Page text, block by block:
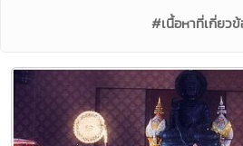
#เนื้อหาที่เกี่ยว